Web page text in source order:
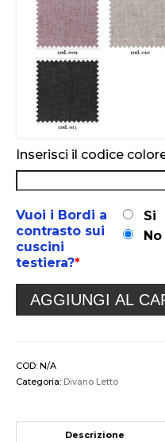
Inserisci il codice
Vuoi i Bordi a
contrasto sui
cuscini
testiera?*
Si
No
AGGIUNGI AL
COD: N/A
Categoria: Divano Letto
Descrizione